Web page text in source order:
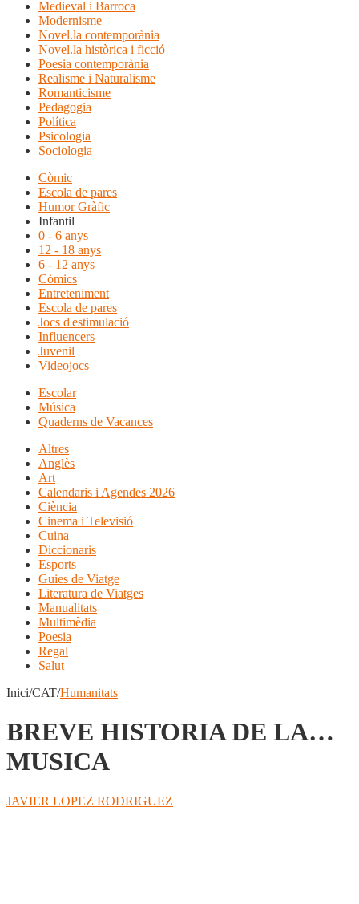
Medieval i Barroca
Modernisme
Novel.la contemporània
Novel.la històrica i ficció
Poesia contemporània
Realisme i Naturalisme
Romanticisme
Pedagogia
Política
Psicologia
Sociologia
Còmic
Escola de pares
Humor Gràfic
Infantil
0 - 6 anys
12 - 18 anys
6 - 12 anys
Còmics
Entreteniment
Escola de pares
Jocs d'estimulació
Influencers
Juvenil
Videojocs
Escolar
Música
Quaderns de Vacances
Altres
Anglès
Art
Calendaris i Agendes 2026
Ciència
Cinema i Televisió
Cuina
Diccionaris
Esports
Guies de Viatge
Literatura de Viatges
Manualitats
Multimèdia
Poesia
Regal
Salut
Inici/CAT/Humanitats
BREVE HISTORIA DE LA…
MUSICA
JAVIER LOPEZ RODRIGUEZ